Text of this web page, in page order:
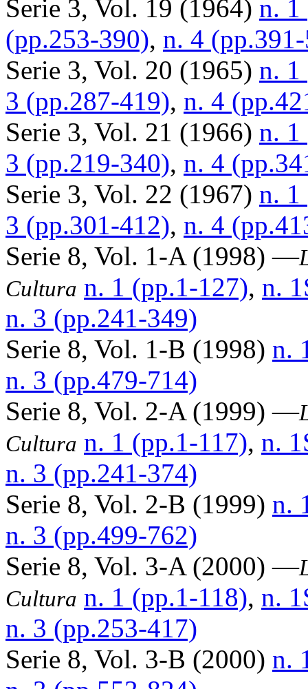
Serie 3, Vol. 19 (1964) n. 1
(pp.253-390), n. 4
Serie 3, Vol. 20 (1965) n. 1
3 (pp.287-419), n. 4
Serie 3, Vol. 21 (1966) n. 1
3 (pp.219-340), n. 4
Serie 3, Vol. 22 (1967) n. 1
3 (pp.301-412), n. 4
Serie 8, Vol. 1-A (1998) —
Cultura n. 1 (pp.1-127), n.
n. 3 (pp.241-349)
Serie 8, Vol. 1-B (1998) n.
n. 3 (pp.479-714)
Serie 8, Vol. 2-A (1999) —
Cultura n. 1 (pp.1-117), n.
n. 3 (pp.241-374)
Serie 8, Vol. 2-B (1999) n.
n. 3 (pp.499-762)
Serie 8, Vol. 3-A (2000) —
Cultura n. 1 (pp.1-118), n.
n. 3 (pp.253-417)
Serie 8, Vol. 3-B (2000) n.